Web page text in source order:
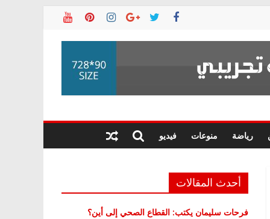
رياضة منوعات فيديو
أحدث المقالات
فرحات سليمان يكتب: القطاع الصحي إلى أين؟